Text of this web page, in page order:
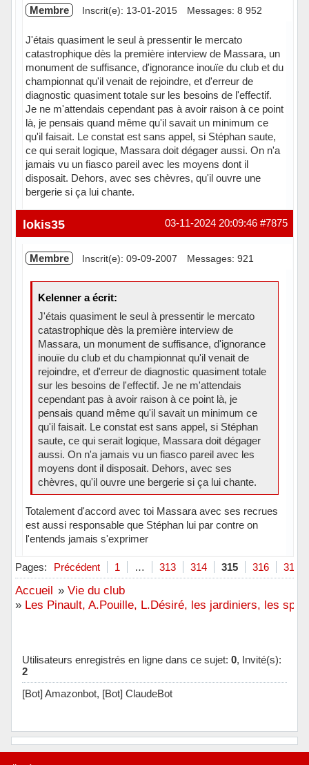
Membre Inscrit(e): 13-01-2015 Messages: 8 952
J'étais quasiment le seul à pressentir le mercato
catastrophique dès la première interview de Massara, un
monument de suffisance, d'ignorance inouïe du club et du
championnat qu'il venait de rejoindre, et d'erreur de
diagnostic quasiment totale sur les besoins de l'effectif.
Je ne m'attendais cependant pas à avoir raison à ce point
là, je pensais quand même qu'il savait un minimum ce
qu'il faisait. Le constat est sans appel, si Stéphan saute,
ce qui serait logique, Massara doit dégager aussi. On n'a
jamais vu un fiasco pareil avec les moyens dont il
disposait. Dehors, avec ses chèvres, qu'il ouvre une
bergerie si ça lui chante.
Hors ligne #7875
03-11-2024 20:09:46
lokis35
Membre Inscrit(e): 09-09-2007 Messages: 921
Kelenner a écrit:
J'étais quasiment le seul à pressentir le mercato
catastrophique dès la première interview de
Massara, un monument de suffisance, d'ignorance
inouïe du club et du championnat qu'il venait de
rejoindre, et d'erreur de diagnostic quasiment totale
sur les besoins de l'effectif. Je ne m'attendais
cependant pas à avoir raison à ce point là, je
pensais quand même qu'il savait un minimum ce
qu'il faisait. Le constat est sans appel, si Stéphan
saute, ce qui serait logique, Massara doit dégager
aussi. On n'a jamais vu un fiasco pareil avec les
moyens dont il disposait. Dehors, avec ses
chèvres, qu'il ouvre une bergerie si ça lui chante.
Totalement d'accord avec toi Massara avec ses recrues
est aussi responsable que Stéphan lui par contre on
l'entends jamais s'exprimer
Hors ligne
Pages: Précédent 1 … 313 314 315 316 317
Accueil » Vie du club
» Les Pinault, A.Pouille, L.Désiré, les jardiniers, les
Utilisateurs enregistrés en ligne dans ce sujet: 0, Invité(s):
2
[Bot] Amazonbot, [Bot] ClaudeBot